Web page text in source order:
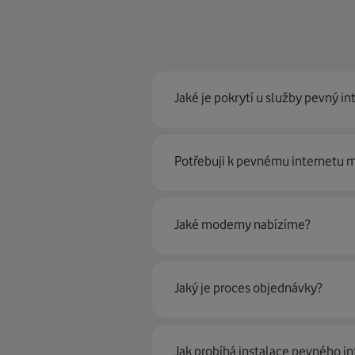
Jaké je pokrytí u služby pevný
Pevný internet můžeme
Potřebuji k pevnému internetu
Ano, potřebujete. Rádi vám ho
poradí naši proškolení prodejci
Jaké modemy nabízíme?
Jaký je proces objednávky?
Krok jedna je určitě ověření
Jak probíhá instalace pevného